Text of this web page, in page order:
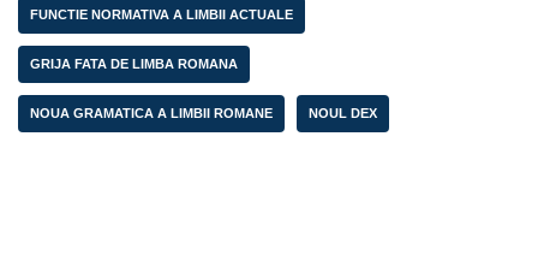
FUNCTIE NORMATIVA A LIMBII ACTUALE
GRIJA FATA DE LIMBA ROMANA
NOUA GRAMATICA A LIMBII ROMANE NOUL DEX